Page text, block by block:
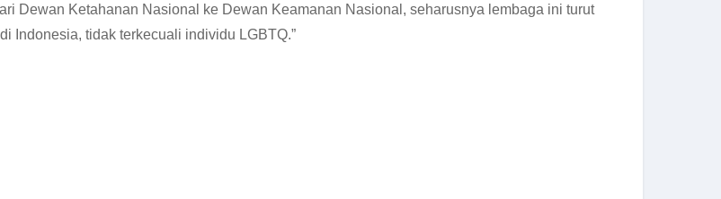
Dewan Ketahanan Nasional ke Dewan Keamanan Nasional, seharusnya lembaga ini turut
Indonesia, tidak terkecuali individu LGBTQ.”